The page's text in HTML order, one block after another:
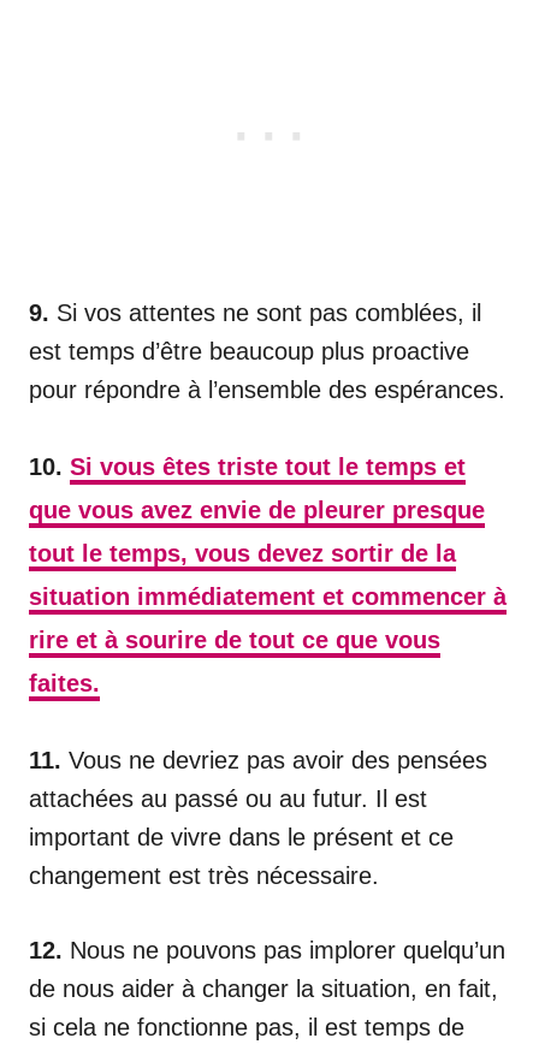
9. Si vos attentes ne sont pas comblées, il
est temps d’être beaucoup plus proactive
pour répondre à l’ensemble des espérances.
10. Si vous êtes triste tout le temps et
que vous avez envie de pleurer presque
tout le temps, vous devez sortir de la
situation immédiatement et commencer à
rire et à sourire de tout ce que vous
faites.
11. Vous ne devriez pas avoir des pensées
attachées au passé ou au futur. Il est
important de vivre dans le présent et ce
changement est très nécessaire.
12. Nous ne pouvons pas implorer quelqu’un
de nous aider à changer la situation, en fait,
si cela ne fonctionne pas, il est temps de